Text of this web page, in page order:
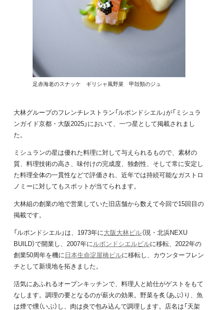
足赤海老のスナッケ ギリシャ風野菜 甲殻類のジュ
大林グループのフレンチレストラン「ルポンドシエル」が「ミシュラ
ンガイド京都・大阪2025」において、一つ星として掲載されまし
た。
ミシュランの星は優れた料理に対して与えられるもので、素材の
質、料理技術の高さ、味付けの完成度、独創性、そして常に安定し
た料理全体の一貫性などで評価され、近年では持続可能なガストロ
ノミーに対してもスポットが当てられます。
大林組の創業の地で営業していた旧店舗から数えて今回で15回目の
掲載です。
「ルポンドシエル」は、1973年に大阪大林ビル（現・北浜NEXU
BUILD）で開業し、2007年にルポンドシエルビルに移転、2022年の
創業50周年を機に日本生命淀屋橋ビルに移転し、カウンターフレン
チとして新境地を拓きました。
活気にあふれるオープンキッチンで、料理人と給仕がゲストをもて
なします。調理の要となるのが薪火の効果。野菜を炙（あぶ）り、魚
は煙で燻（いぶ）し、肉は炎で包み込んで調理します。店名は「天架